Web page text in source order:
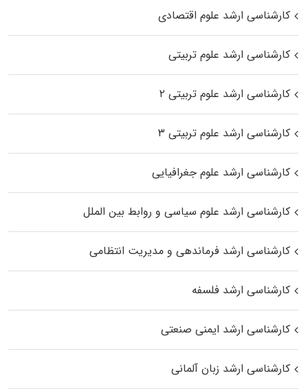
کارشناسی ارشد علوم اقتصادی
کارشناسی ارشد علوم تربیتی
کارشناسی ارشد علوم تربیتی ۲
کارشناسی ارشد علوم تربیتی ۳
کارشناسی ارشد علوم جغرافیایی
کارشناسی ارشد علوم سیاسی و روابط بین الملل
کارشناسی ارشد فرماندهی و مدیریت انتظامی
کارشناسی ارشد فلسفه
کارشناسی ارشد ایمنی صنعتی
کارشناسی ارشد زبان آلمانی